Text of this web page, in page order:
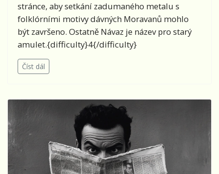
stránce, aby setkání zadumaného metalu s
folklórními motivy dávných Moravanů mohlo
být završeno. Ostatně Návaz je název pro starý
amulet.{difficulty}4{/difficulty}
Číst dál